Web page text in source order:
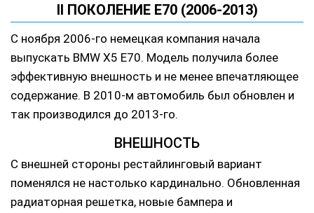
II ПОКОЛЕНИЕ E70 (2006-2013)
С ноября 2006-го немецкая компания начала
выпускать BMW X5 E70. Модель получила более
эффективную внешность и не менее впечатляющее
содержание. В 2010-м автомобиль был обновлен и
так производился до 2013-го.
ВНЕШНОСТЬ
С внешней стороны рестайлинговый вариант
поменялся не настолько кардинально. Обновленная
радиаторная решетка, новые бампера и